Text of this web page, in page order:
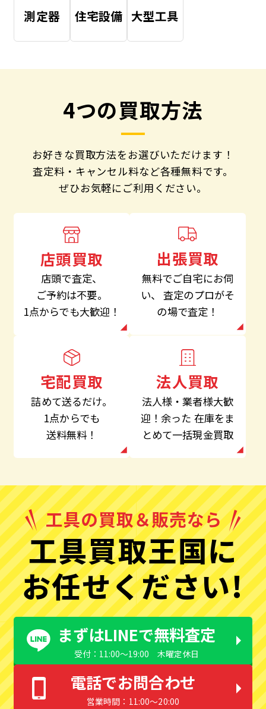
測定器 住宅設備 大型工具
4つの買取方法
お好きな買取方法をお選びいただけます！
査定料・キャンセル料など各種無料です。
ぜひお気軽にご利用ください。
店頭買取
店頭で査定、
ご予約は不要。
1点からでも大歓迎！
出張買取
無料でご自宅にお伺
い、 査定のプロがそ
の場で査定！
宅配買取
詰めて送るだけ。
1点からでも
送料無料！
法人買取
法人様・業者様大歓
迎！余った 在庫をま
とめて一括現金買取
工具買取王国に
お任せください!
まずはLINEで無料査定
受付：11:00〜19:00 木曜定休日
電話でお問合わせ
営業時間：11:00〜20:00